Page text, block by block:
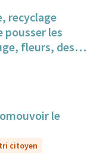
recyclage
les
fleurs, des
le
citoyen